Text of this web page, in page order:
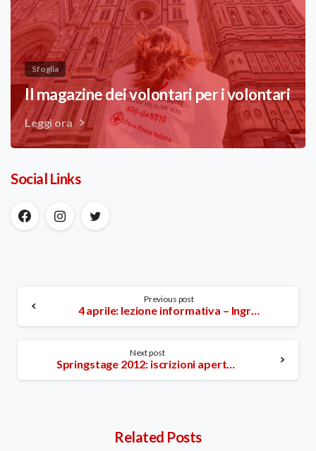
Sfoglia
Il magazine dei volontari per i volontari
Leggi ora
Social Links
Reading
Previous post
4 aprile: lezione informativa – Ingresso libero
Next post
Springstage 2012: iscrizioni aperte dal 2 aprile
Related Posts